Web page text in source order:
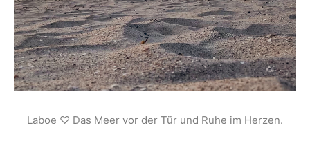
Laboe ♡ Das Meer vor der Tür und Ruhe im Herzen.